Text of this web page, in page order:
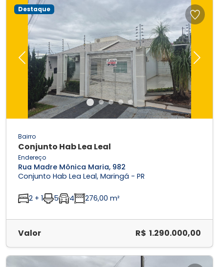
Previous Next
Destaque
Bairro
Conjunto Hab Lea Leal
Endereço
Rua Madre Mônica Maria, 982
Conjunto Hab Lea Leal, Maringá - PR
2 + 1 5 4 276,00 m²
Valor R$ 1.290.000,00